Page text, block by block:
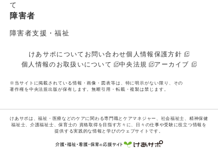
て
障害者
障害者支援・福祉
けあサポについて お問い合わせ個人情報保護方針
個人情報のお取扱いについて
中央法規 アーカイブ
※当サイトに掲載されている情報・画像・図表等は、特に明示がない限り、その
著作権を中央法規出版が保有します。無断引用・転載・複製は禁じます。
けあサポは、福祉・医療などのケアに関わる専門職とケアマネジャー、社会福祉士、精神保健
福祉士、介護福祉士、保育士の 資格取得を目指す方々に、日々の仕事や受験に役立つ情報を
提供する実践的な情報と学びのウェブサイトです。